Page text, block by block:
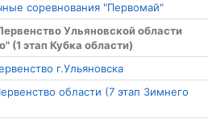
соревнования "Первомай"
Ульяновской области
(1 этап Кубка области)
г.Ульяновска
области (7 этап Зимнего